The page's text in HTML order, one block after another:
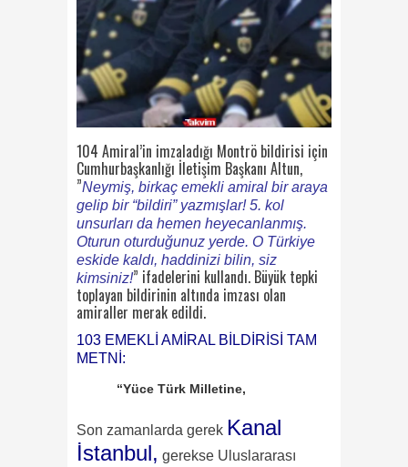
104 Amiral’in imzaladığı Montrö bildirisi için
Cumhurbaşkanlığı İletişim Başkanı Altun,
”Neymiş, birkaç emekli amiral bir araya
gelip bir “bildiri” yazmışlar! 5. kol
unsurları da hemen heyecanlanmış.
Oturun oturduğunuz yerde. O Türkiye
eskide kaldı, haddinizi bilin, siz
kimsiniz!” ifadelerini kullandı. Büyük tepki
toplayan bildirinin altında imzası olan
amiraller merak edildi.
103 EMEKLİ AMİRAL BİLDİRİSİ TAM
METNİ:
“Yüce Türk Milletine,
Son zamanlarda gerek Kanal
İstanbul, gerekse Uluslararası